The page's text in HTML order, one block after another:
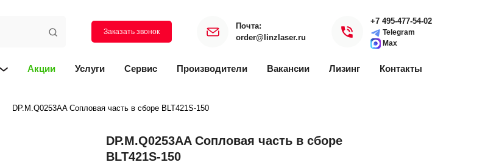
Заказать звонок
Почта:
order@linzlaser.ru
+7 495-477-54-02
Telegram
Max
Акции Услуги Сервис Производители Вакансии Лизинг Контакты
DP.M.Q0253AA Сопловая часть в сборе BLT421S-150
DP.M.Q0253AA Сопловая часть в сборе
BLT421S-150